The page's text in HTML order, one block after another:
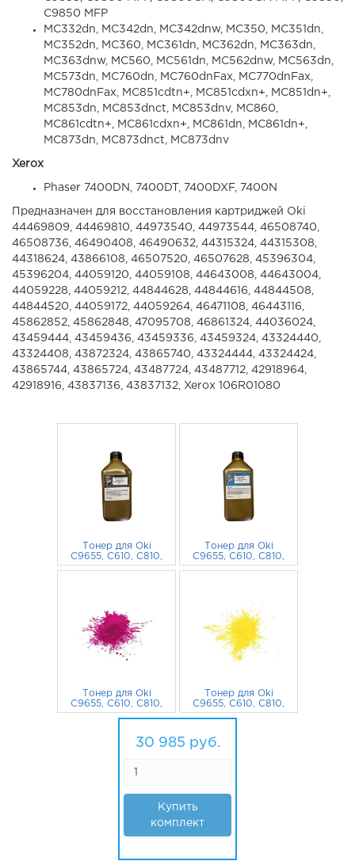
C9850 MFP
MC332dn, MC342dn, MC342dnw, MC350, MC351dn,
MC352dn, MC360, MC361dn, MC362dn, MC363dn,
MC363dnw, MC560, MC561dn, MC562dnw, MC563dn,
MC573dn, MC760dn, MC760dnFax, MC770dnFax,
MC780dnFax, MC851cdtn+, MC851cdxn+, MC851dn+,
MC853dn, MC853dnct, MC853dnv, MC860,
MC861cdtn+, MC861cdxn+, MC861dn, MC861dn+,
MC873dn, MC873dnct, MC873dnv
Xerox
Phaser 7400DN, 7400DT, 7400DXF, 7400N
Предназначен для восстановления картриджей Oki
44469809, 44469810, 44973540, 44973544, 46508740,
46508736, 46490408, 46490632, 44315324, 44315308,
44318624, 43866108, 46507520, 46507628, 45396304,
45396204, 44059120, 44059108, 44643008, 44643004,
44059228, 44059212, 44844628, 44844616, 44844508,
44844520, 44059172, 44059264, 46471108, 46443116,
45862852, 45862848, 47095708, 46861324, 44036024,
43459444, 43459436, 43459336, 43459324, 43324440,
43324408, 43872324, 43865740, 43324444, 43324424,
43865744, 43865724, 43487724, 43487712, 42918964,
42918916, 43837136, 43837132, Xerox 106R01080
Тонер для Oki
C9655, C610, C810,
C9650, C9600,
Тонер для Oki
C9655, C610, C810,
C9650, C9600,
голубой
Тонер для Oki
C9655, C610, C810,
C9650, C9600,
г. Mitsubishi
глянцевый
Тонер для Oki
C9655, C610, C810,
C9650, C9600,
г. Mitsubishi
глянцевый желтый
30 985 руб.
Купить
комплект